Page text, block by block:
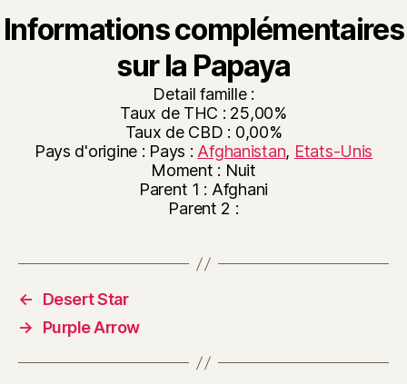
Informations complémentaires
sur la Papaya
Detail famille :
Taux de THC : 25,00%
Taux de CBD : 0,00%
Pays d'origine : Pays : Afghanistan, Etats-Unis
Moment : Nuit
Parent 1 : Afghani
Parent 2 :
←
Desert Star
→
Purple Arrow